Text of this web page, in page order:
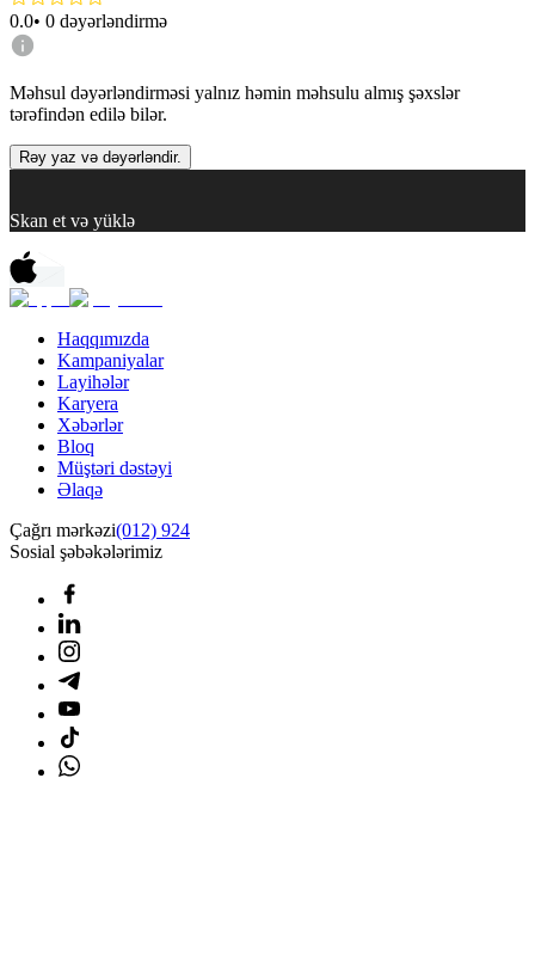
0.0• 0 dəyərləndirmə
Məhsul dəyərləndirməsi yalnız həmin məhsulu almış şəxslər
tərəfindən edilə bilər.
Rəy yaz və dəyərləndir.
Skan et və yüklə
Haqqımızda
Kampaniyalar
Layihələr
Karyera
Xəbərlər
Bloq
Müştəri dəstəyi
Əlaqə
Çağrı mərkəzi(012) 924
Sosial şəbəkələrimiz